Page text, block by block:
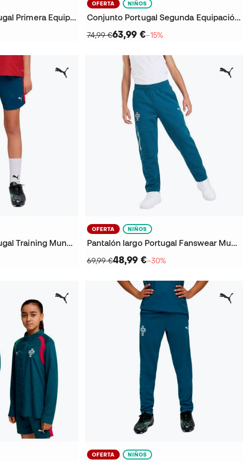
Pantalón corto Portugal Primera Equipación Mundial 2026 Niño
OFERTA NIÑOS
Conjunto Portugal Segunda Equipación Mundial 2026 Niño
74,99 €63,99 €−15%
Pantalón corto Portugal Training Mundial 2026 Niño
OFERTA NIÑOS
Pantalón largo Portugal Fanswear Mundial 2026 Niño
69,99 €48,99 €−30%
OFERTA NIÑOS